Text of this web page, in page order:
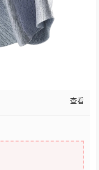
查看